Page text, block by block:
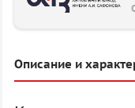
Описание и